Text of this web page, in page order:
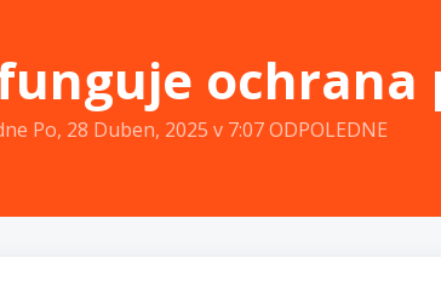
Po, 28 Duben, 2025 v 7:07 ODPOLEDNE